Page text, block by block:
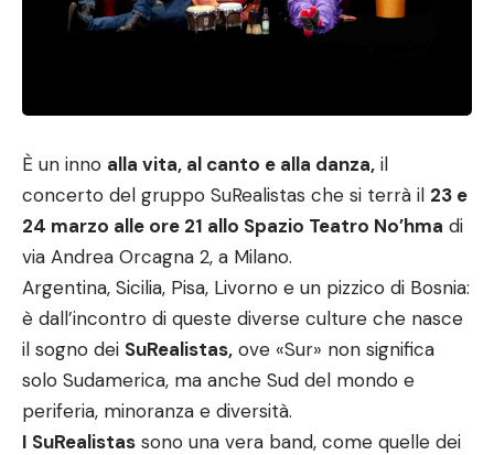
È un inno alla vita, al canto e alla danza, il
concerto del gruppo SuRealistas che si terrà il 23 e
24 marzo alle ore 21 allo Spazio Teatro No’hma di
via Andrea Orcagna 2, a Milano.
Argentina, Sicilia, Pisa, Livorno e un pizzico di Bosnia:
è dall’incontro di queste diverse culture che nasce
il sogno dei SuRealistas, ove «Sur» non significa
solo Sudamerica, ma anche Sud del mondo e
periferia, minoranza e diversità.
I SuRealistas sono una vera band, come quelle dei